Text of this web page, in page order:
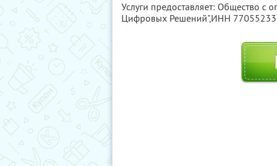
Услуги предоставляет: Общество с
Цифровых Решений",ИНН